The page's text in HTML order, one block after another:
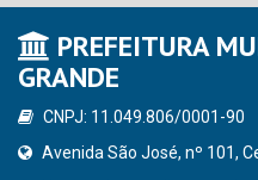
PREFEITURA
GRANDE
CNPJ: 11.049.806/0001-90
Avenida São José, nº 101,